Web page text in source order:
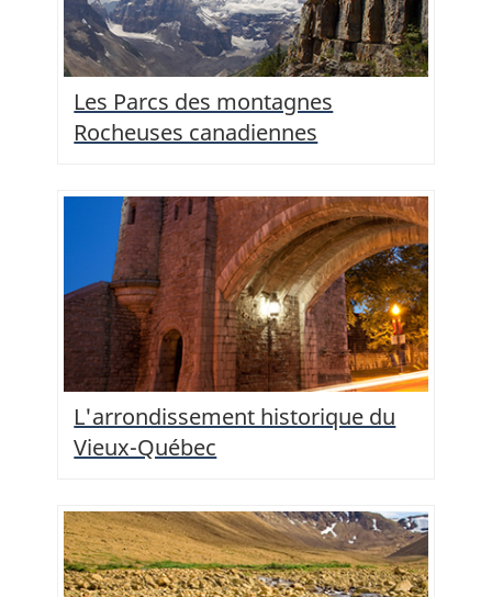
Les Parcs des montagnes
Rocheuses canadiennes
L'arrondissement historique du
Vieux-Québec